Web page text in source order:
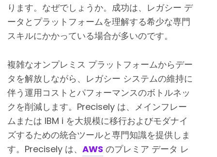
ります。なぜでしょうか。成功は、レガシー デ
ータとプラットフォームを理解する希少な専門
スキルにかかっている場合が多いのです。
複雑なオンプレミス プラットフォームからデー
タを解放しながら、レガシー システムの維持に
伴う運用コストとパフォーマンスのボトルネッ
クを削減します。Precisely は、メインフレー
ムまたは IBM i を大規模に移行およびモダナイ
ズするための統合ツールと専門知識を提供しま
す。Precisely は、 AWS のプレミア データ レ